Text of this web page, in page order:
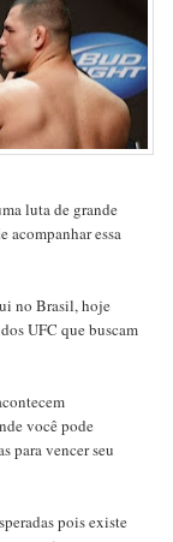
luta de grande
acompanhar essa
no Brasil, hoje
UFC que buscam
você pode
para vencer seu
pois existe